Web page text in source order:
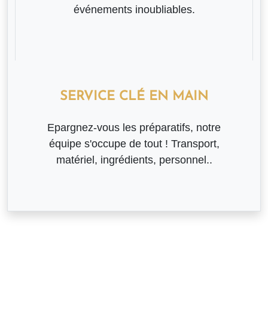
événements inoubliables.
SERVICE CLÉ EN MAIN
Epargnez-vous les préparatifs, notre
équipe s'occupe de tout ! Transport,
matériel, ingrédients, personnel..